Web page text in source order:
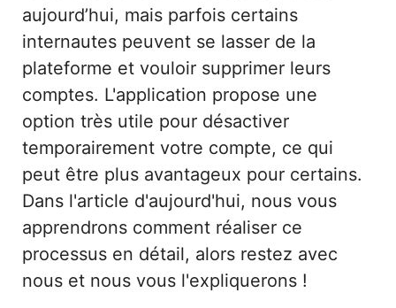
aujourd’hui, mais parfois certains
internautes peuvent se lasser de la
plateforme et vouloir supprimer leurs
comptes. L'application propose une
option très utile pour désactiver
temporairement votre compte, ce qui
peut être plus avantageux pour certains.
Dans l'article d'aujourd'hui, nous vous
apprendrons comment réaliser ce
processus en détail, alors restez avec
nous et nous vous l'expliquerons !